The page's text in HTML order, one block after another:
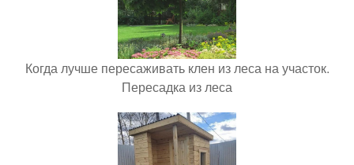
Когда лучше пересаживать клен из леса на участок.
Пересадка из леса